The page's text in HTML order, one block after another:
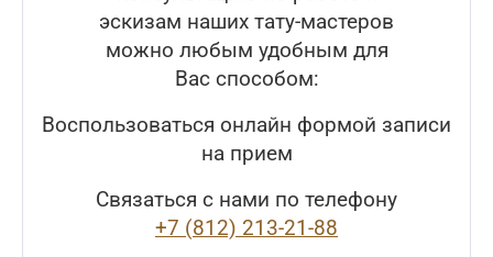
эскизам наших тату-мастеров
можно любым удобным для
Вас способом:
Воспользоваться онлайн формой записи
на прием
Связаться с нами по телефону
+7 (812) 213-21-88